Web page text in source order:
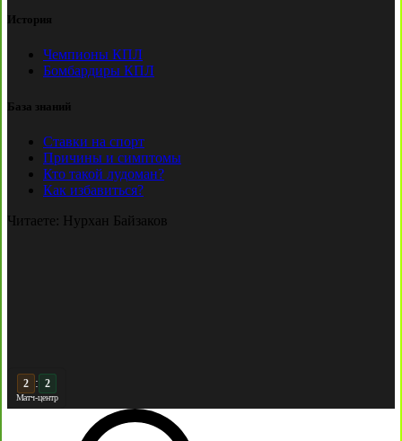
История
Чемпионы КПЛ
Бомбардиры КПЛ
База знаний
Ставки на спорт
Причины и симптомы
Кто такой лудоман?
Как избавиться?
Читаете: Нурхан Байзаков
: 2
Матч-центр